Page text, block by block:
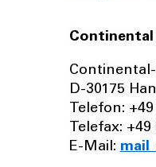
Continental
Continental-
D-30175
Telefon: +49
Telefax: +49
E-Mail: